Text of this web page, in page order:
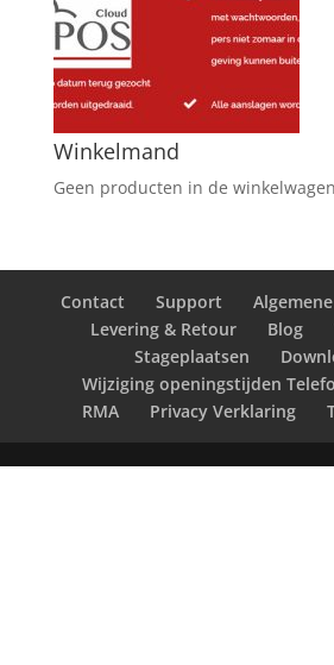
Winkelmand
Geen producten in de
Contact Support
Levering & Retour
Blog
Stageplaatsen
Wijziging openingstijden
RMA
Privacy Verklaring